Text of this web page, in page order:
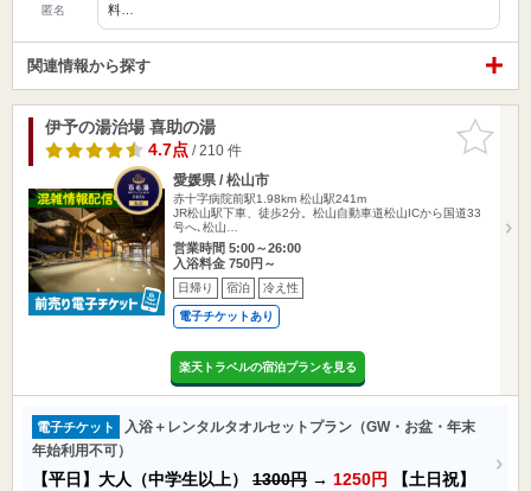
匿名
料…
関連情報から探す
お気に入
りに追加
伊予の湯治場 喜助の湯
4.7点/ 210 件
愛媛県 / 松山市
赤十字病院前駅1.98km 松山駅241m
JR松山駅下車、徒歩2分。松山自動車道松山ICから国道33
号へ､松山…
営業時間 5:00～26:00
入浴料金 750円～
日帰り 宿泊 冷え性
電子チケットあり
楽天トラベルの宿泊プランを見る
電子チケット
入浴＋レンタルタオルセットプラン（GW・お盆・年末
年始利用不可）
【平日】大人（中学生以上） 1300円 → 1250円
【土日祝】